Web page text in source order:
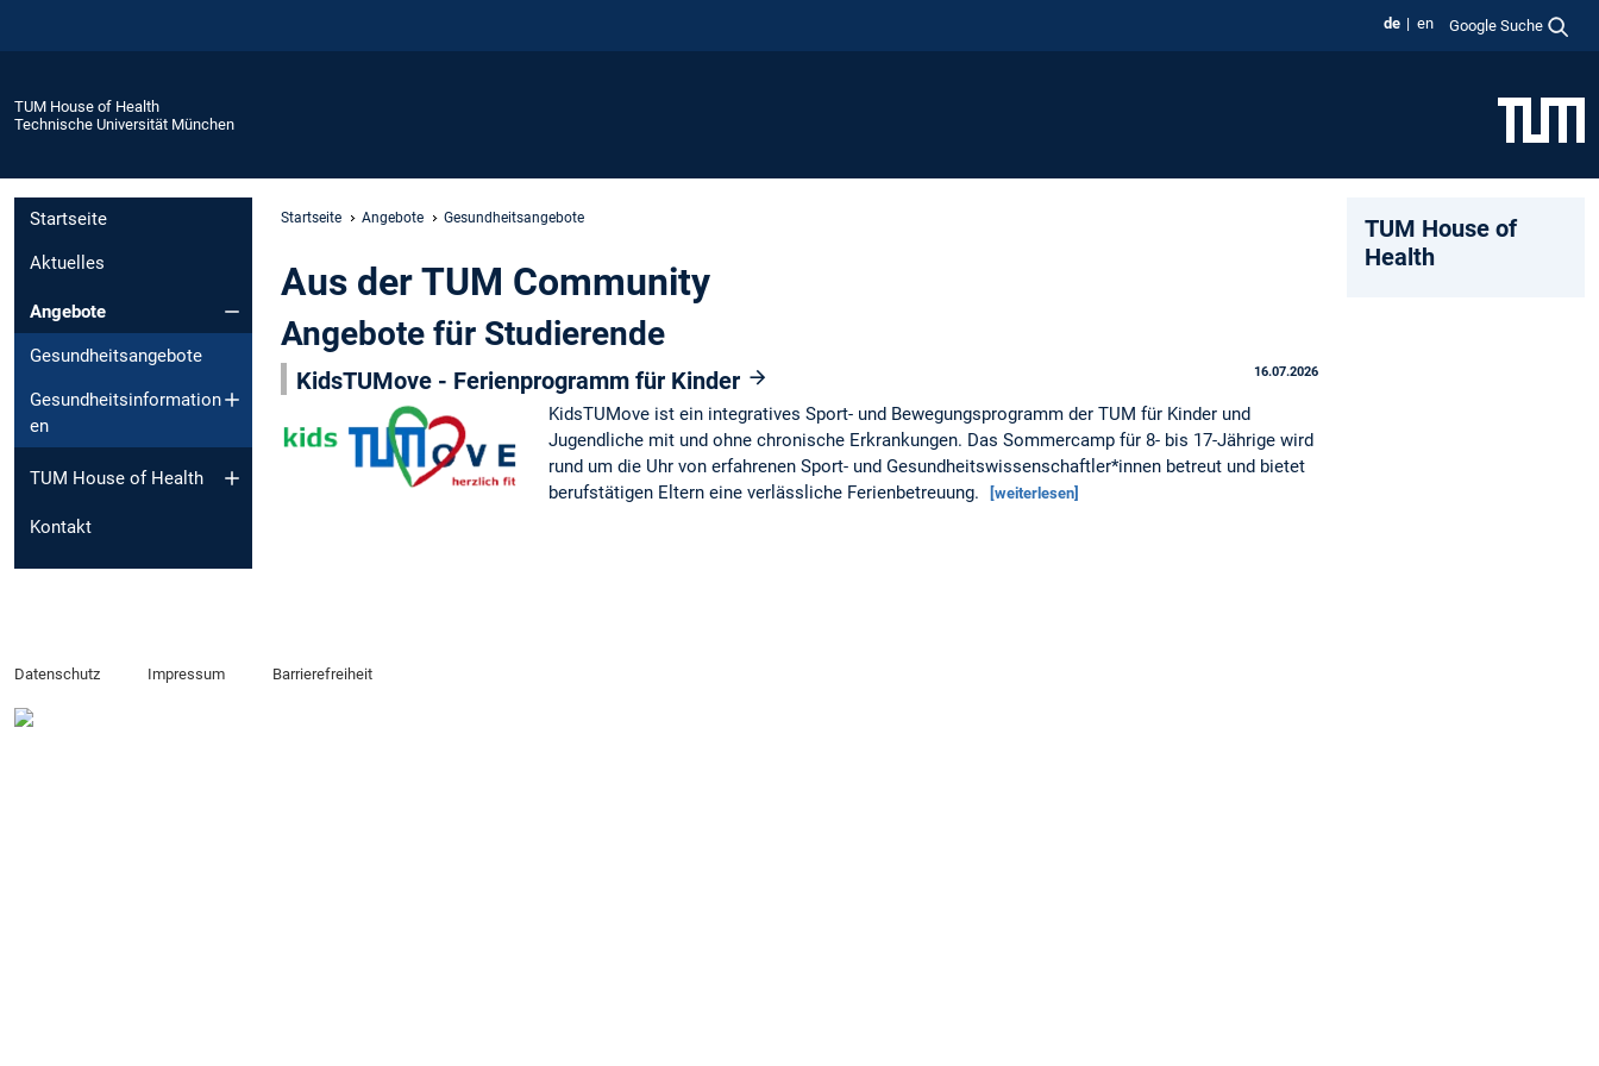
de en Google Suche
TUM House of Health
Technische Universität München
Startseite
Aktuelles
Angebote
Gesundheitsangebote
Gesundheitsinformation
en
TUM House of Health
Kontakt
Startseite Angebote Gesundheitsangebote
Aus der TUM Community
Angebote für Studierende
16.07.2026
KidsTUMove - Ferienprogramm für Kinder
KidsTUMove ist ein integratives Sport- und Bewegungsprogramm der TUM für Kinder und
Jugendliche mit und ohne chronische Erkrankungen. Das Sommercamp für 8- bis 17-Jährige wird
rund um die Uhr von erfahrenen Sport- und Gesundheitswissenschaftler*innen betreut und bietet
berufstätigen Eltern eine verlässliche Ferienbetreuung.
[weiterlesen]
TUM House of
Health
Datenschutz Impressum Barrierefreiheit